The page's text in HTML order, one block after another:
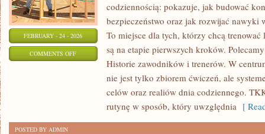
FEBRUARY - 24 - 2026
COMMENTS OFFON
DRUŻYNOWE
codziennością: pokazuje, jak budować
bezpieczeństwo oraz jak rozwijać
To miejsce dla tych, którzy chcą
są na etapie pierwszych kroków.
Historie zawodników i trenerów. W
nie jest tylko zbiorem ćwiczeń, ale
celów oraz realiów dnia codziennego.
rutynę w sposób, który uwzględnia [
POSTED BY ADMIN